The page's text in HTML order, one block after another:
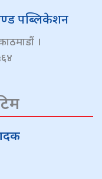
पब्लिकेशन
।